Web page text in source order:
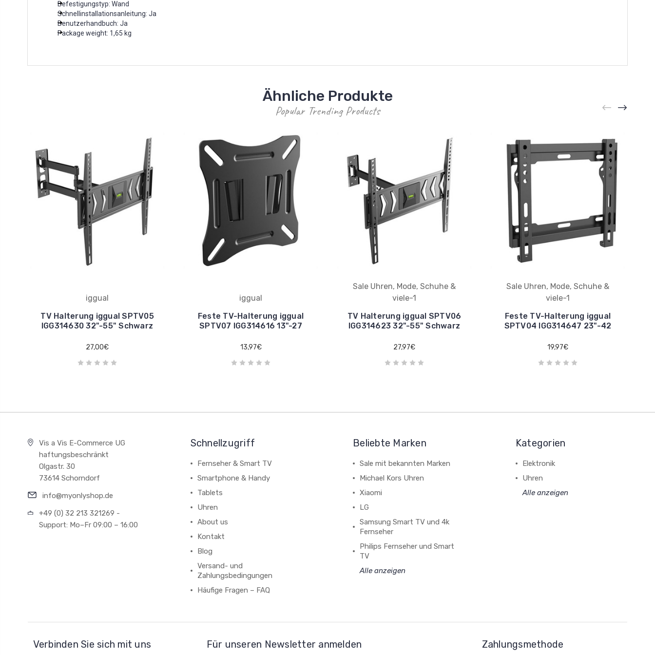
Befestigungstyp: Wand
Schnellinstallationsanleitung: Ja
Benutzerhandbuch: Ja
Package weight: 1,65 kg
Ähnliche Produkte
Popular Trending Products
iggual
TV Halterung iggual SPTV05
IGG314630 32"-55" Schwarz
27,00€
iggual
Feste TV-Halterung iggual
SPTV07 IGG314616 13"-27
13,97€
Sale Uhren, Mode, Schuhe &
viele-1
TV Halterung iggual SPTV06
IGG314623 32"-55" Schwarz
27,97€
Sale Uhren, Mode, Schuhe &
viele-1
Feste TV-Halterung iggual
SPTV04 IGG314647 23"-42
19,97€
Vis a Vis E-Commerce UG
haftungsbeschränkt
Olgastr. 30
73614 Schorndorf
info@myonlyshop.de
+49 (0) 32 213 321269 -
Support: Mo–Fr 09:00 – 16:00
Schnellzugriff
Fernseher & Smart TV
Smartphone & Handy
Tablets
Uhren
About us
Kontakt
Blog
Versand- und
Zahlungsbedingungen
Häufige Fragen – FAQ
Beliebte Marken
Sale mit bekannten Marken
Michael Kors Uhren
Xiaomi
LG
Samsung Smart TV und 4k
Fernseher
Philips Fernseher und Smart
TV
Alle anzeigen
Kategorien
Elektronik
Uhren
Alle anzeigen
Verbinden Sie sich mit uns Für unseren Newsletter anmelden Zahlungsmethode